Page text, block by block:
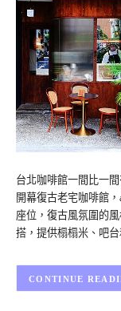
台北咖啡館一間比一
開幕復古老宅咖啡館
座位，復古風氛圍的
搭，提供榻榻米、吧
CONTINUE